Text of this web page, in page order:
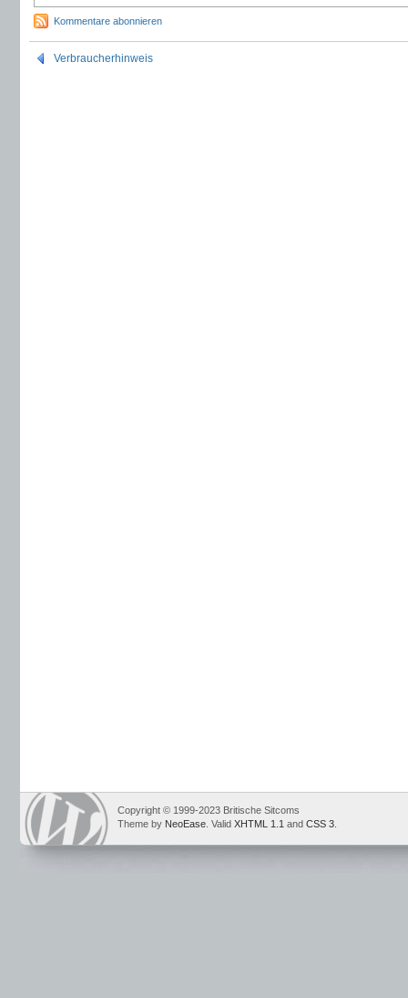
Kommentare abonnieren
Verbraucherhinweis
Copyright © 1999-2023 Britische Sitcoms
Theme by NeoEase . Valid XHTML 1.1 and CSS 3